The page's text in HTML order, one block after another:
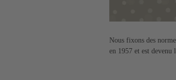
Nous fixons des
en 1957 et est devenu